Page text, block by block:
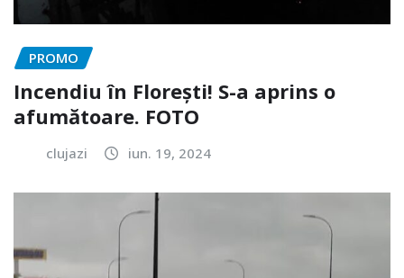
PROMO
Incendiu în Florești! S-a aprins o
afumătoare. FOTO
clujazi iun. 19, 2024